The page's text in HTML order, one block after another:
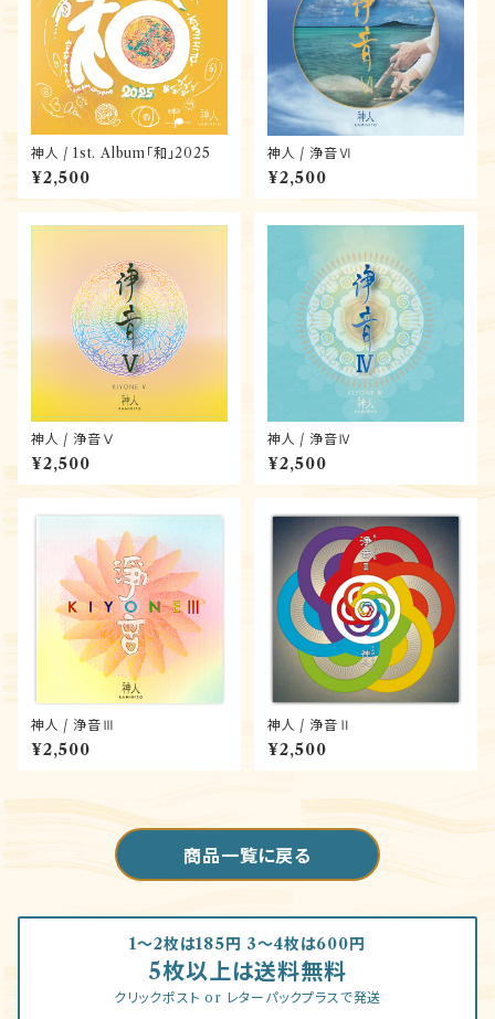
神人 / 1st. Album「和」2025
¥2,500
神人 / 浄音Ⅵ
¥2,500
神人 / 浄音Ⅴ
¥2,500
神人 / 浄音Ⅳ
¥2,500
神人 / 浄音Ⅲ
¥2,500
神人 / 浄音Ⅱ
¥2,500
商品一覧に戻る
1～2枚は185円 3～4枚は600円
5枚以上は送料無料
クリックポスト or レターパックプラスで発送